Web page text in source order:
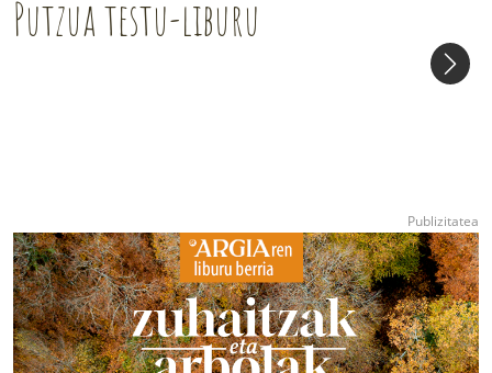
Putzua testu-liburu